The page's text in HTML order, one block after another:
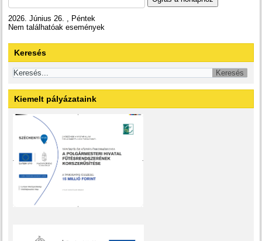
2026. Június 26. , Péntek
Nem találhatóak események
Keresés
Kiemelt pályázataink